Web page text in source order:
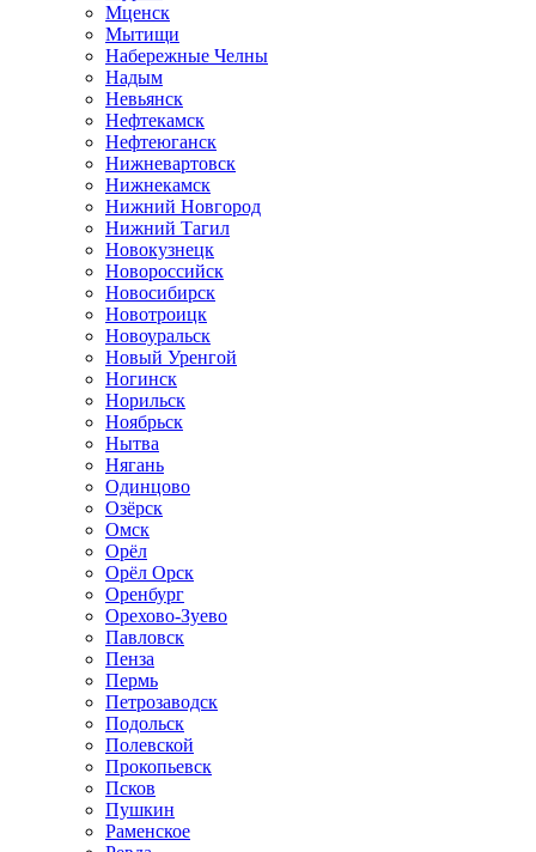
Мценск
Мытищи
Набережные Челны
Надым
Невьянск
Нефтекамск
Нефтеюганск
Нижневартовск
Нижнекамск
Нижний Новгород
Нижний Тагил
Новокузнецк
Новороссийск
Новосибирск
Новотроицк
Новоуральск
Новый Уренгой
Ногинск
Норильск
Ноябрьск
Нытва
Нягань
Одинцово
Озёрск
Омск
Орёл
Орёл Орск
Оренбург
Орехово-Зуево
Павловск
Пенза
Пермь
Петрозаводск
Подольск
Полевской
Прокопьевск
Псков
Пушкин
Раменское